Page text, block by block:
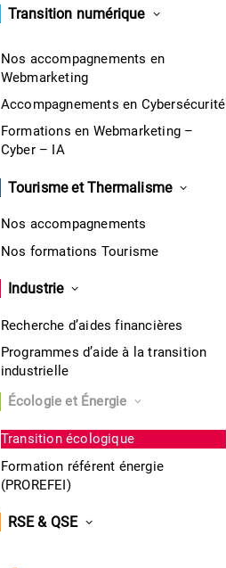
Transition numérique
Nos accompagnements en
Webmarketing
Accompagnements en Cybersécurité
Formations en Webmarketing –
Cyber – IA
Tourisme et Thermalisme
Nos accompagnements
Nos formations Tourisme
Industrie
Recherche d’aides financières
Programmes d’aide à la transition
industrielle
Écologie et Énergie
Transition écologique
Formation référent énergie
(PROREFEI)
RSE & QSE